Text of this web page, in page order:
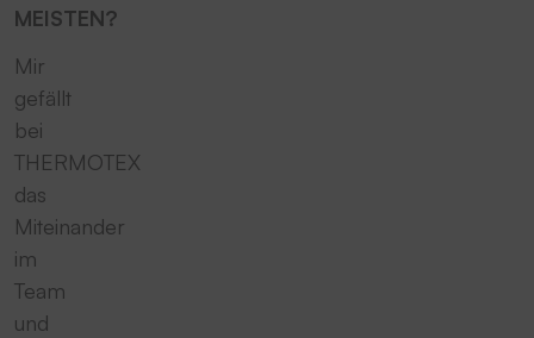
MEISTEN?
Mir
gefällt
bei
THERMOTEX
das
Miteinander
im
Team
und